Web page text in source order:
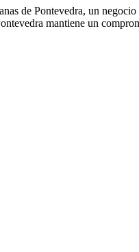
de Pontevedra, un
mantiene un